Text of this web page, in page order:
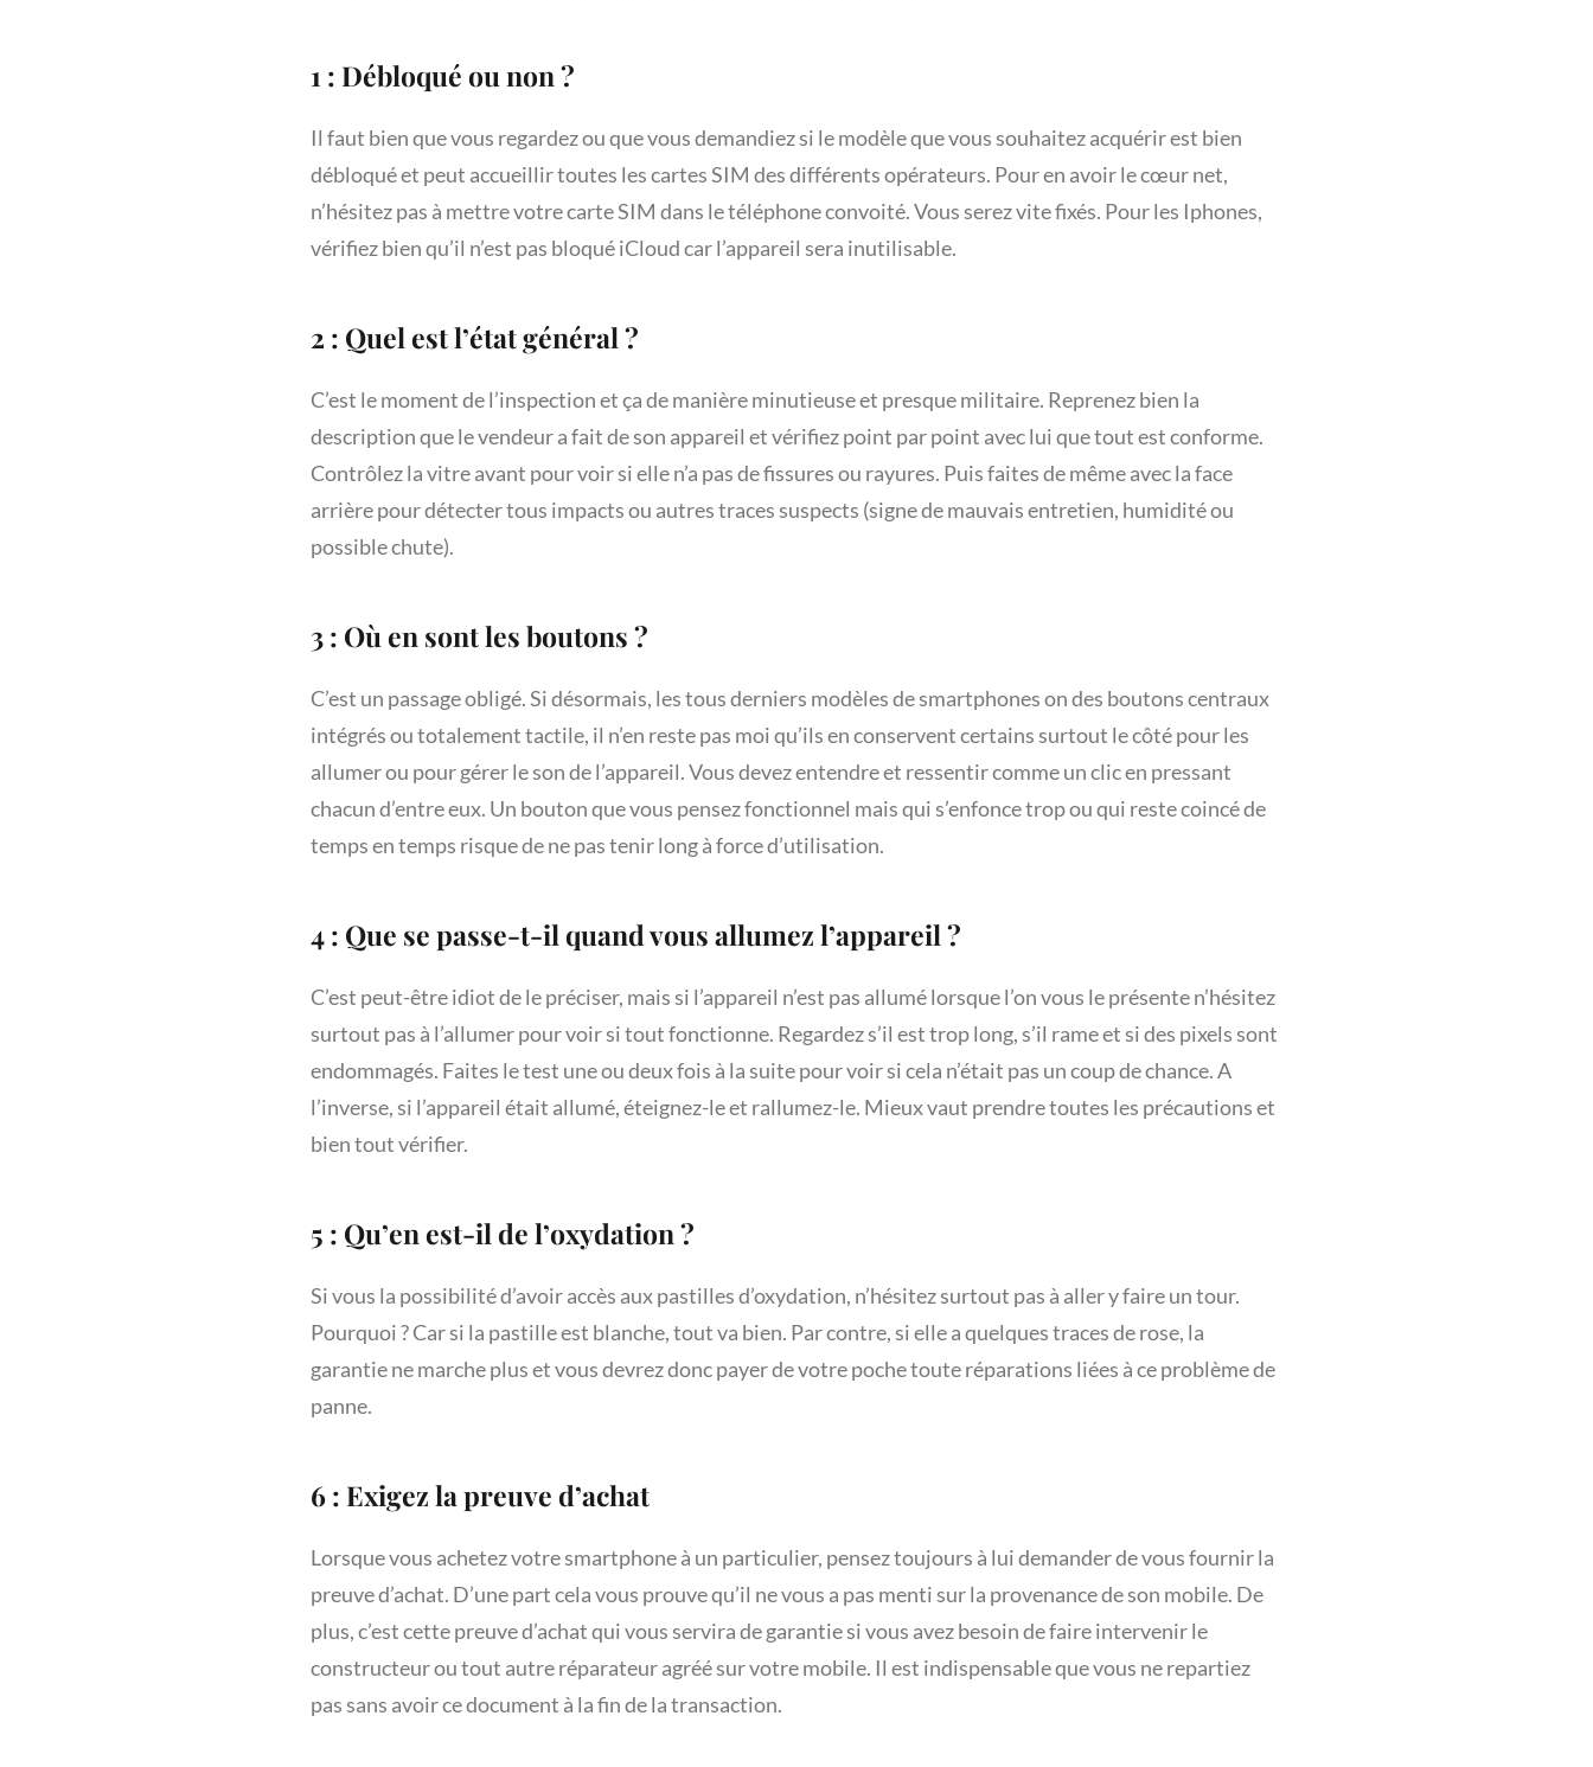
1 : Débloqué ou non ?
Il faut bien que vous regardez ou que vous demandiez si le modèle que vous souhaitez acquérir est bien
débloqué et peut accueillir toutes les cartes SIM des différents opérateurs. Pour en avoir le cœur net,
n’hésitez pas à mettre votre carte SIM dans le téléphone convoité. Vous serez vite fixés. Pour les Iphones,
vérifiez bien qu’il n’est pas bloqué iCloud car l’appareil sera inutilisable.
2 : Quel est l’état général ?
C’est le moment de l’inspection et ça de manière minutieuse et presque militaire. Reprenez bien la
description que le vendeur a fait de son appareil et vérifiez point par point avec lui que tout est conforme.
Contrôlez la vitre avant pour voir si elle n’a pas de fissures ou rayures. Puis faites de même avec la face
arrière pour détecter tous impacts ou autres traces suspects (signe de mauvais entretien, humidité ou
possible chute).
3 : Où en sont les boutons ?
C’est un passage obligé. Si désormais, les tous derniers modèles de smartphones on des boutons centraux
intégrés ou totalement tactile, il n’en reste pas moi qu’ils en conservent certains surtout le côté pour les
allumer ou pour gérer le son de l’appareil. Vous devez entendre et ressentir comme un clic en pressant
chacun d’entre eux. Un bouton que vous pensez fonctionnel mais qui s’enfonce trop ou qui reste coincé de
temps en temps risque de ne pas tenir long à force d’utilisation.
4 : Que se passe-t-il quand vous allumez l’appareil ?
C’est peut-être idiot de le préciser, mais si l’appareil n’est pas allumé lorsque l’on vous le présente n’hésitez
surtout pas à l’allumer pour voir si tout fonctionne. Regardez s’il est trop long, s’il rame et si des pixels sont
endommagés. Faites le test une ou deux fois à la suite pour voir si cela n’était pas un coup de chance. A
l’inverse, si l’appareil était allumé, éteignez-le et rallumez-le. Mieux vaut prendre toutes les précautions et
bien tout vérifier.
5 : Qu’en est-il de l’oxydation ?
Si vous la possibilité d’avoir accès aux pastilles d’oxydation, n’hésitez surtout pas à aller y faire un tour.
Pourquoi ? Car si la pastille est blanche, tout va bien. Par contre, si elle a quelques traces de rose, la
garantie ne marche plus et vous devrez donc payer de votre poche toute réparations liées à ce problème de
panne.
6 : Exigez la preuve d’achat
Lorsque vous achetez votre smartphone à un particulier, pensez toujours à lui demander de vous fournir la
preuve d’achat. D’une part cela vous prouve qu’il ne vous a pas menti sur la provenance de son mobile. De
plus, c’est cette preuve d’achat qui vous servira de garantie si vous avez besoin de faire intervenir le
constructeur ou tout autre réparateur agréé sur votre mobile. Il est indispensable que vous ne repartiez
pas sans avoir ce document à la fin de la transaction.